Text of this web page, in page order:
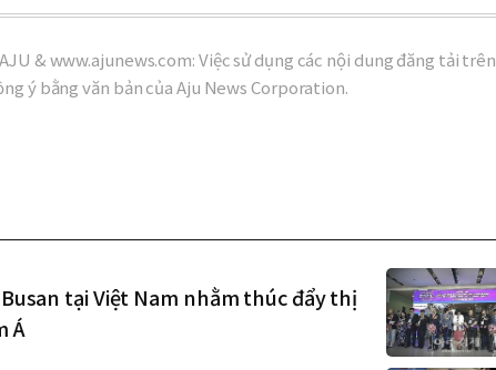
& www.ajunews.com: Việc sử dụng các nội dung đăng tải trên
ý bằng văn bản của Aju News Corporation.
tại Việt Nam nhằm thúc đẩy thị
Á